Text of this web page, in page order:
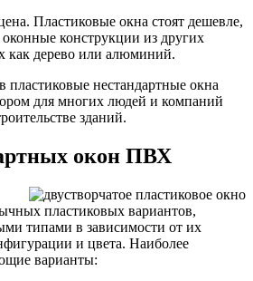
Пластиковые окна стоят дешевле,
конструкции из других
как дерево или алюминий.
пластиковые нестандартные окна
для многих людей и компаний
зданий.
окон ПВХ
пластиковых вариантов,
типами в зависимости от их
и цвета. Наиболее
варианты: